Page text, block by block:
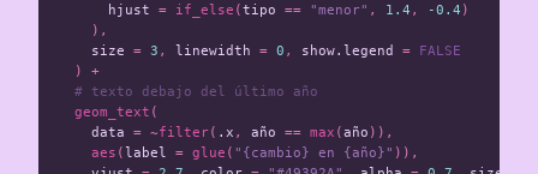
hjust = if_else (tipo == "menor" , 1.4 , -0.4 )
),
size = 3 , linewidth = 0 , show.legend = FALSE
)
+
# texto debajo del último año
geom_text (
data = ~filter( .x , año == max (año )),
aes (label = glue ( "{cambio} en {año}" )),